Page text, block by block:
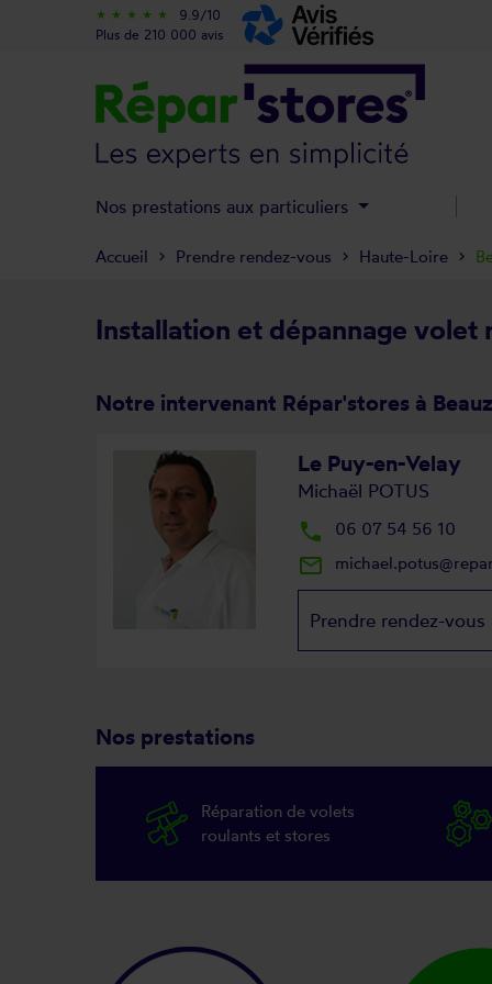
Installation et dépannage volet
Notre intervenant Répar'stores à
Le Puy-en-Velay
Michaël POTUS
local_phone 06 07 54 56 10
mail_outline
Prendre rendez-vous
Nos prestations
Réparation de volets
roulants et stores
Accueil Prendre rendez-vous Haute-Loire
star_rate star_rate star_rate star_rate star_rate
9.9/10
Plus de 210 000 avis
Nos prestations aux particuliers